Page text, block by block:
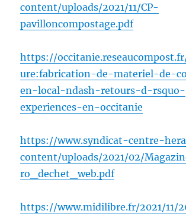
content/uploads/2021/11/CP-
pavilloncompostage.pdf
https://
ure:fabrication-de-materiel-de-
en-local-ndash-retours-d-rsquo-
experiences-en-occitanie
https://www.syndicat-centre-
content/uploads/2021/02/
ro_dechet_web.pdf
https://www.midilibre.fr/2021/11/